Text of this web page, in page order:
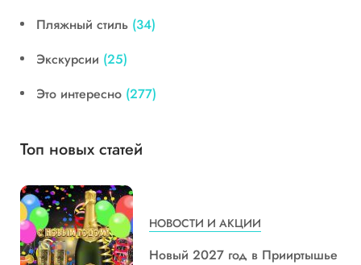
Пляжный стиль (34)
Экскурсии (25)
Это интересно (277)
Топ новых статей
НОВОСТИ И АКЦИИ
Новый 2027 год в Прииртышье